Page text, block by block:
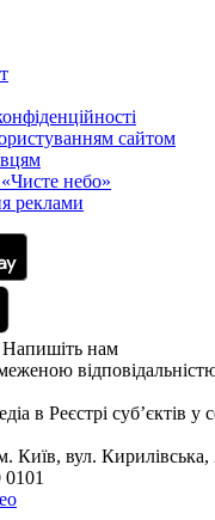
сайтом
«Чисте небо»
реклами
нам
в Реєстрі суб’єктів у
Київ, вул. Кирилівська,